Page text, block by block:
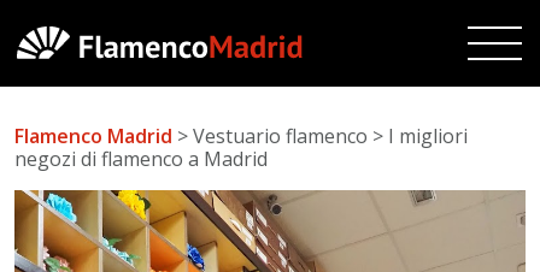
Flamenco Madrid > Vestuario flamenco > I migliori
negozi di flamenco a Madrid